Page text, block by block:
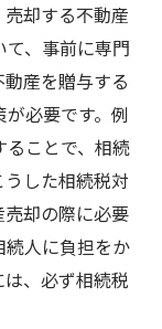
却する不動産
、事前に専門
産を贈与する
必要です。例
ることで、相続
した相続税対
却の際に必要
人に負担をか
、必ず相続税